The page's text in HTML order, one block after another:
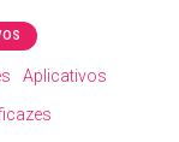
Aplicativos